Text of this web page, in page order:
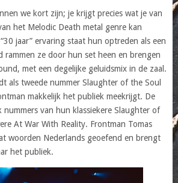
we kort zijn; je krijgt precies wat je van
het Melodic Death metal genre kan
jaar” ervaring staat hun optreden als een
rammen ze door hun set heen en brengen
met een degelijke geluidsmix in de zaal.
als tweede nummer Slaughter of the Soul
makkelijk het publiek meekrijgt. De
nummers van hun klassiekere Slaughter of
At War With Reality. Frontman Tomas
woorden Nederlands geoefend en brengt
het publiek.